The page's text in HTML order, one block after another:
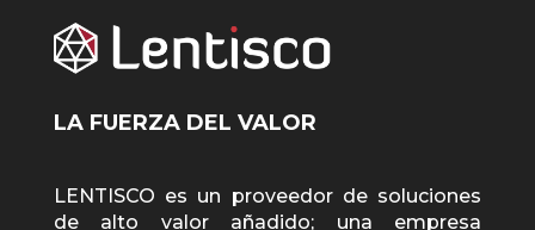
LA FUERZA DEL VALOR
LENTISCO es un proveedor de soluciones
de alto valor añadido; una empresa